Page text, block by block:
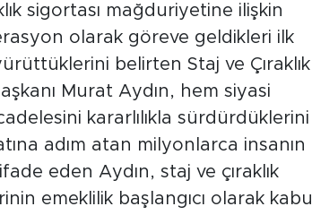
sigortası mağduriyetine ilişkin
olarak göreve geldikleri ilk
belirten Staj ve Çıraklık
Murat Aydın, hem siyasi
kararlılıkla sürdürdüklerini
adım atan milyonlarca insanın
eden Aydın, staj ve çıraklık
emeklilik başlangıcı olarak kabul